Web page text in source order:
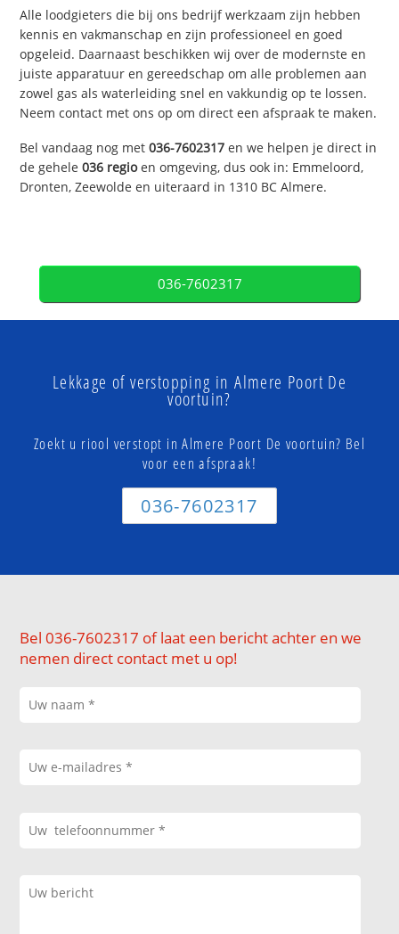
Alle loodgieters die bij ons bedrijf werkzaam zijn hebben
kennis en vakmanschap en zijn professioneel en goed
opgeleid. Daarnaast beschikken wij over de modernste en
juiste apparatuur en gereedschap om alle problemen aan
zowel gas als waterleiding snel en vakkundig op te lossen.
Neem contact met ons op om direct een afspraak te maken.
Bel vandaag nog met036-7602317 en we helpen je direct in
de gehele036 regioen omgeving, dus ook in: Emmeloord,
Dronten, Zeewolde en uiteraard in 1310 BC Almere.
036-7602317
Lekkage of verstopping in Almere Poort De
voortuin?
Zoekt u riool verstopt in Almere Poort De voortuin? Bel
voor een afspraak!
036-7602317
Bel 036-7602317 of laat een bericht achter en we
nemen direct contact met u op!